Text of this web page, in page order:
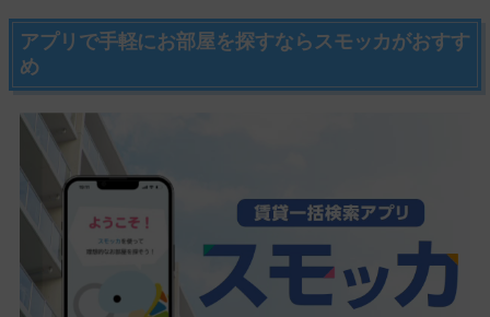
アプリで手軽にお部屋を探すならスモッカがおすす
め